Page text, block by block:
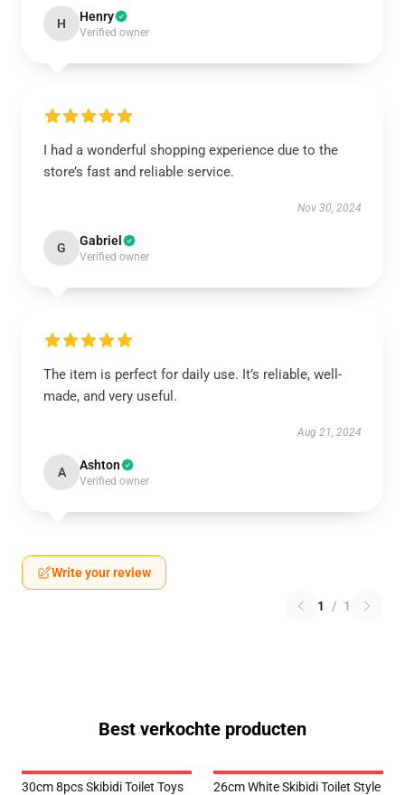
H Henry
Verified owner
I had a wonderful shopping experience due to the
store’s fast and reliable service.
Nov 30, 2024
G Gabriel
Verified owner
The item is perfect for daily use. It’s reliable, well-
made, and very useful.
Aug 21, 2024
A Ashton
Verified owner
Write your review
1 / 1
Best verkochte producten
30cm 8pcs Skibidi Toilet Toys
26cm White Skibidi Toilet Style